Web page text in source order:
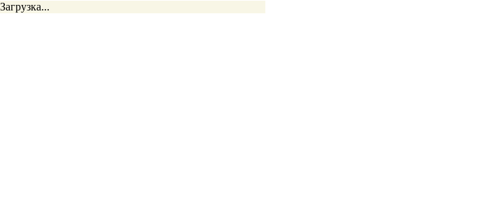
Загрузка...